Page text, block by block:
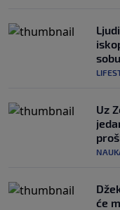
Uz
će